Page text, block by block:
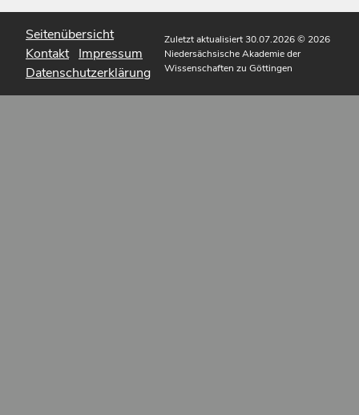
Seitenübersicht
Kontakt Impressum
Datenschutzerklärung
Zuletzt aktualisiert 30.07.2026© 2026
Niedersächsische Akademie der
Wissenschaften zu Göttingen